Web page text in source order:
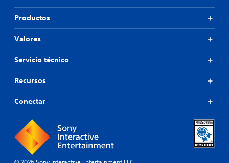
Productos
Valores
Servicio técnico
Recursos
Conectar